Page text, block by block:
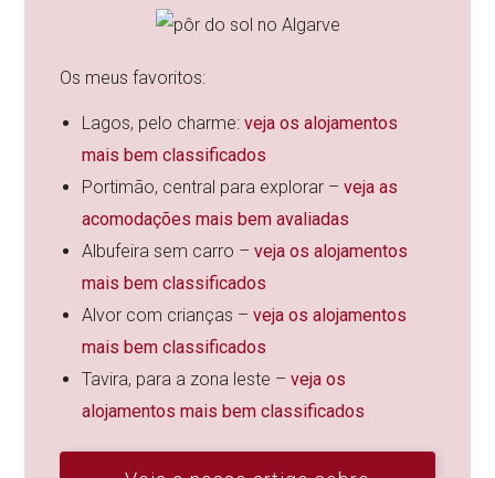
Os meus favoritos:
Lagos, pelo charme:veja os alojamentos
mais bem classificados
Portimão, central para explorar –veja as
acomodações mais bem avaliadas
Albufeira sem carro –veja os alojamentos
mais bem classificados
Alvor com crianças –veja os alojamentos
mais bem classificados
Tavira, para a zona leste –veja os
alojamentos mais bem classificados